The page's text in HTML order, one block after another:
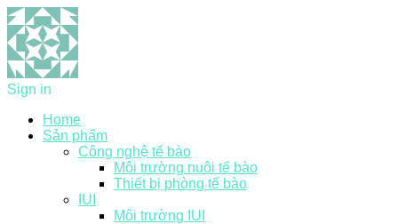
Sign in
Home
Sản phẩm
Công nghệ tế bào
Môi trường nuôi tế bào
Thiết bị phòng tế bào
IUI
Môi trường IUI